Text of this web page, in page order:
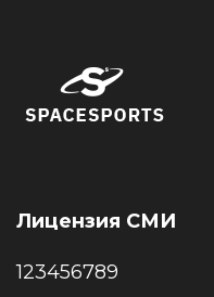
Лицензия СМИ
123456789